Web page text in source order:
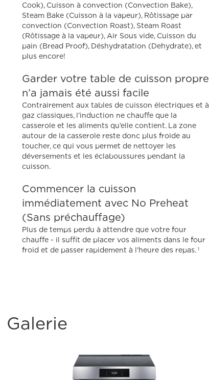
Cook), Cuisson à convection (Convection Bake),
Steam Bake (Cuisson à la vapeur), Rôtissage par
convection (Convection Roast), Steam Roast
(Rôtissage à la vapeur), Air Sous vide, Cuisson du
pain (Bread Proof), Déshydratation (Dehydrate), et
plus encore!
Garder votre table de cuisson propre
n’a jamais été aussi facile
Contrairement aux tables de cuisson électriques et à
gaz classiques, l’induction ne chauffe que la
casserole et les aliments qu’elle contient. La zone
autour de la casserole reste donc plus froide au
toucher, ce qui vous permet de nettoyer les
déversements et les éclaboussures pendant la
cuisson.
Commencer la cuisson
immédiatement avec No Preheat
(Sans préchauffage)
Plus de temps perdu à attendre que votre four
chauffe - il suffit de placer vos aliments dans le four
froid et de passer rapidement à l'heure des repas.1
Galerie